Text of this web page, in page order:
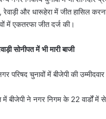
रेवाड़ी और धारूहेरा में जीत हासिल
में एकतरफा जीत दर्ज की।
सोनीपत में भी मारी बाजी
परिषद चुनावों में बीजेपी की
बीजेपी ने नगर निगम के 22 वार्डों